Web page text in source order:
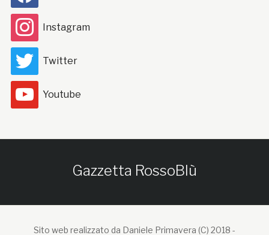
Instagram
Twitter
Youtube
Gazzetta RossoBlù
Sito web realizzato da Daniele Primavera (C) 2018 -